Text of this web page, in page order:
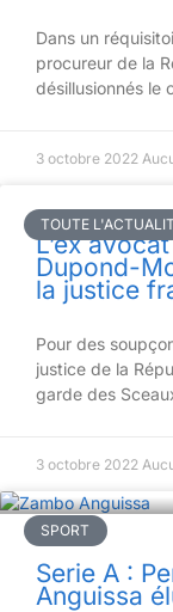
Dans un
procureur de la
désillusionnés le
3 octobre 2022
TOUTE
L’ex
Dupond-
la justice
Pour des
justice de la
garde des
3 octobre 2022
SPORT
Serie A :
Anguissa